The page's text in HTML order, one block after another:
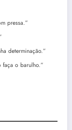
pressa.”
determinação.”
faça o barulho.”